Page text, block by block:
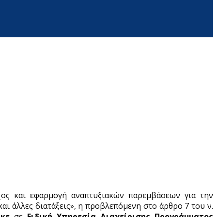
και εφαρμογή αναπτυξιακών παρεμβάσεων για την
άλλες διατάξεις», η προβλεπόμενη στο άρθρο 7 του ν.